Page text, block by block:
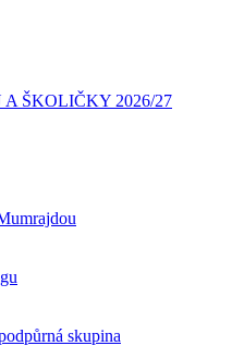
ŠKOLIČKY 2026/27
skupina